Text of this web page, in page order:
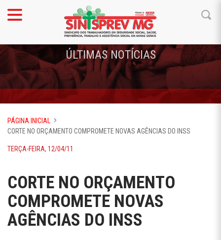
ÚLTIMAS NOTÍCIAS
PÁGINA INICIAL
CORTE NO ORÇAMENTO COMPROMETE NOVAS AGÊNCIAS DO INSS
TERÇA-FEIRA, 12/04/11
CORTE NO ORÇAMENTO
COMPROMETE NOVAS
AGÊNCIAS DO INSS